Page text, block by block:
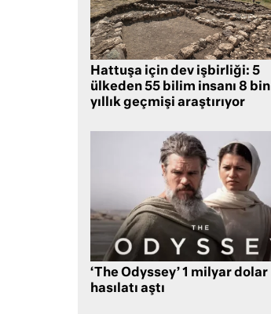
Hattuşa için dev işbirliği: 5
ülkeden 55 bilim insanı 8 bin
yıllık geçmişi araştırıyor
‘The Odyssey’ 1 milyar dolar
hasılatı aştı